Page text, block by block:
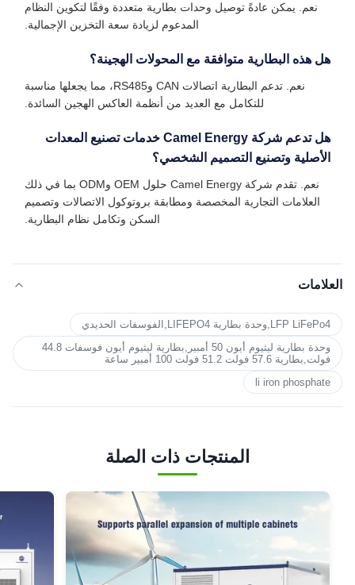
نعم. يمكن عادةً توصيل وحدات بطارية متعددة وفقًا لتكوين النظام
المدعوم لزيادة سعة التخزين الإجمالية.
هل هذه البطارية متوافقة مع المحولات الهجينة؟
نعم. تدعم البطارية اتصالات CAN وRS485، مما يجعلها مناسبة
للتكامل مع العديد من أنظمة العاكس الهجين السائدة.
هل تدعم شركة Camel Energy خدمات تصنيع المعدات
الأصلية وتصنيع التصميم الشخصي؟
نعم. تقدم شركة Camel Energy حلول OEM وODM بما في ذلك
العلامات التجارية المخصصة ومطابقة بروتوكول الاتصالات وتصميم
السكن وتكامل نظام البطارية.
العلامات
LFP LiFePo4,وحدة بطارية LIFEPO4,الفوسفات الحديدي
وحدة بطارية ليثيوم أيون 50 أمبير,بطارية ليثيوم أيون فوسفات 44.8
فولت,بطارية 57.6 فولت 51.2 فولت 100 أمبير ساعة
li iron phosphate
المنتجات ذات الصلة